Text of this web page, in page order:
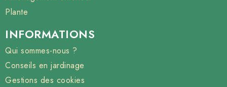
Plante
INFORMATIONS
Qui sommes-nous ?
Conseils en jardinage
Gestions des cookies